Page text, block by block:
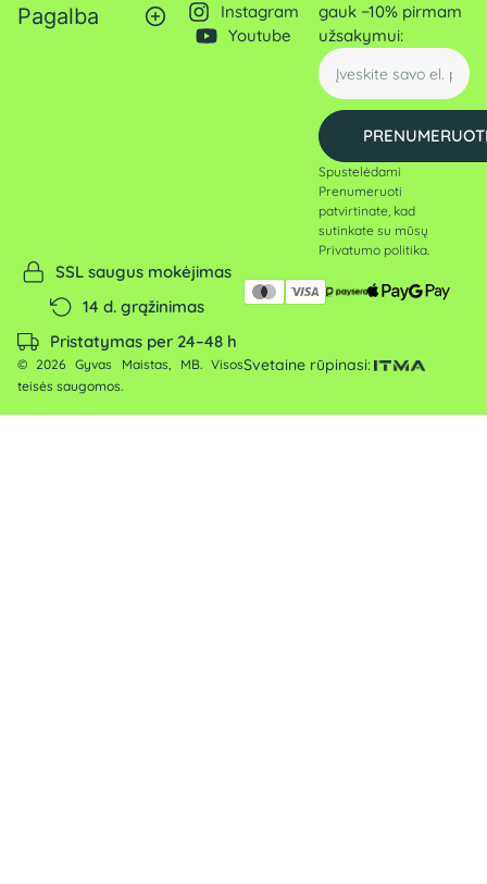
Pagalba
Instagram
Youtube
gauk −10% pirmam
užsakymui:
Spustelėdami
Prenumeruoti
patvirtinate, kad
sutinkate su mūsų
Privatumo politika.
SSL saugus mokėjimas
14 d. grąžinimas
Pristatymas per 24–48 h
© 2026 Gyvas Maistas, MB. Visos
teisės saugomos.
Svetaine rūpinasi: